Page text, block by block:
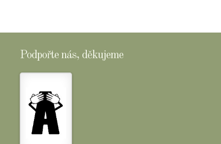
Podpořte nás, děkujeme